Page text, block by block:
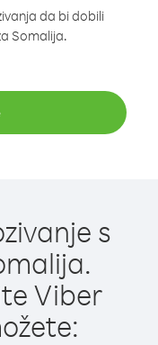
da bi dobili
Somalija.
s
Viber